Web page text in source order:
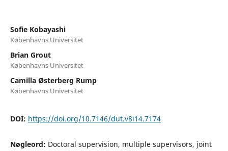
Sofie Kobayashi
Københavns Universitet
Brian Grout
Københavns Universitet
Camilla Østerberg Rump
Københavns Universitet
DOI: https://doi.org/10.7146/dut.v8i14.7174
Nøgleord: Doctoral supervision, multiple supervisors, joint